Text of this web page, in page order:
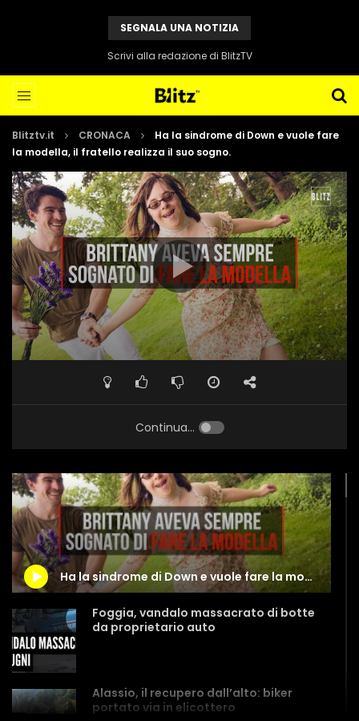
SEGNALA UNA NOTIZIA
Scrivi alla redazione di BlitzTV
Blitztv.it CRONACA
Ha la sindrome di Down e vuole fare
la modella, il fratello realizza il suo sogno.
Continua...
Ha la sindrome di Down e vuole fare la modella, il fratello realizza il suo sogno.
Foggia, vandalo massacrato di botte
da proprietario auto
Alassio, il recupero dall’alto: biker
portato via in elicottero